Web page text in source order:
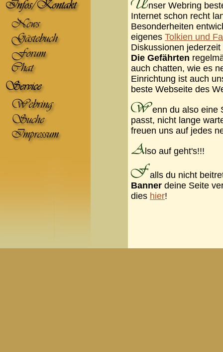
nser Webring
Internet schon recht
Besonderheiten
eigenes Tolkien und
Diskussionen
Die Gefährten
auch chatten, wie es
Einrichtung ist auch
beste Webseite des
enn du also eine
passt, nicht lange
freuen uns auf jedes
lso auf geht's!!!
alls du nicht
Banner deine Seite
dies hier!